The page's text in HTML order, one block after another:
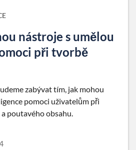
nástroje s umělou
při tvorbě
zabývat tím, jak mohou
pomoci uživatelům při
poutavého obsahu.